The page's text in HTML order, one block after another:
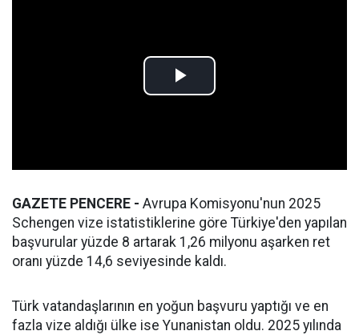
GAZETE PENCERE - Avrupa Komisyonu'nun 2025
Schengen vize istatistiklerine göre Türkiye'den yapılan
başvurular yüzde 8 artarak 1,26 milyonu aşarken ret
oranı yüzde 14,6 seviyesinde kaldı.
Türk vatandaşlarının en yoğun başvuru yaptığı ve en
fazla vize aldığı ülke ise Yunanistan oldu. 2025 yılında